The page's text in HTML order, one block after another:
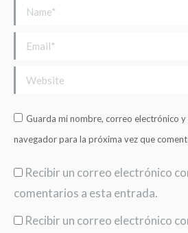
Name *
Email *
Website
Guarda mi nombre, correo electrónico
navegador para la próxima vez que
Recibir un correo electrónico
comentarios a esta entrada.
Recibir un correo electrónico